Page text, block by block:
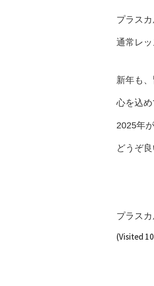
プラス
通常レッ
新年も
心を込め
2025年
どうぞ
プラス
(Visited